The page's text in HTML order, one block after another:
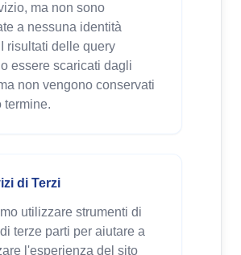
ma non sono
a nessuna identità
risultati delle query
essere scaricati dagli
non vengono conservati
termine.
di Terzi
utilizzare strumenti di
terze parti per aiutare a
l'esperienza del sito